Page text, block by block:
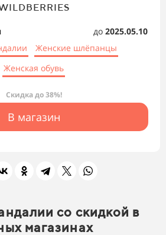
до 2025.05.10
Женские шлёпанцы
Женская обувь
Скидка до 38%!
В магазин
со скидкой в
магазинах